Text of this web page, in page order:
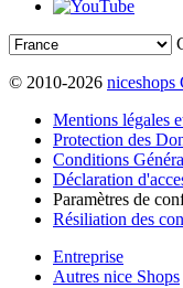
© 2010-2026 niceshops
Mentions légales
Protection des
Conditions
Déclaration
Paramètres de
Résiliation des
Entreprise
Autres nice Shops